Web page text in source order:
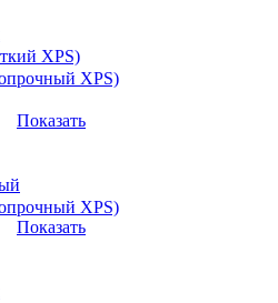
XPS)
XPS)
Показать
XPS)
Показать